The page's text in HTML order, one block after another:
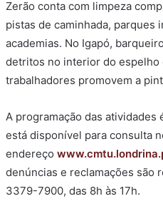
Zerão conta com limpeza
pistas de caminhada, parques
academias. No Igapó,
detritos no interior do espelho
trabalhadores promovem a
A programação das atividades
está disponível para consulta
endereço
denúncias e reclamações são
3379-7900, das 8h às 17h.